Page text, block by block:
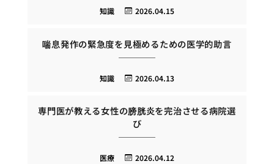
2026.04.15
知識
喘息発作の緊急度を見極めるための医学的助言
2026.04.13
知識
専門医が教える女性の膀胱炎を完治させる病院選
び
2026.04.12
医療